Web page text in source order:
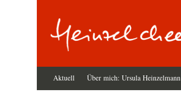
Primäres
Menü
Aktuell Über mich: Ursula Heinzelmann